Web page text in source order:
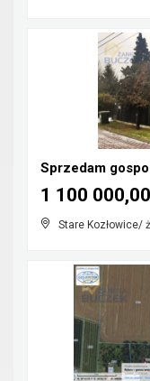
Sprzedam
Stare Kozłowice/
1 100